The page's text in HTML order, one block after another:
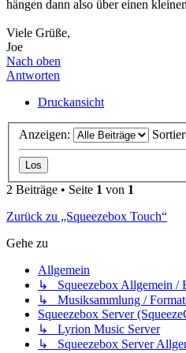
hängen dann also über einen
Viele Grüße,
Joe
Nach oben
Antworten
Druckansicht
Anzeigen:
2 Beiträge • Seite 1 von 1
Zurück zu „Squeezebox Touch“
Gehe zu
Allgemein
↳ Squeezebox Allgemein /
↳ Musiksammlung /
Squeezebox Server
↳ Lyrion Music Server
↳ Squeezebox Server